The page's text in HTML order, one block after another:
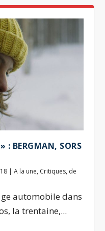
: BERGMAN, SORS
|A la une, Critiques, de
automobile dans
la trentaine,...